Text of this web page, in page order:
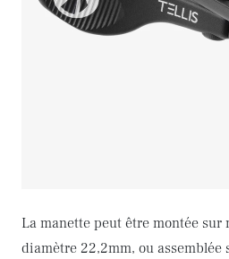
La manette peut être montée sur
diamètre 22,2mm, ou assemblée